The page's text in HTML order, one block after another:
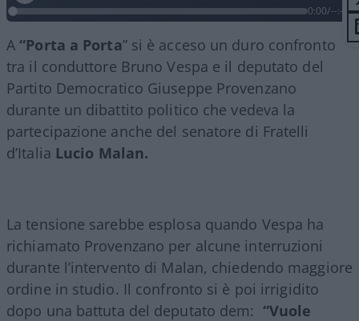
0:00/--:--
A“Porta a Porta” si è acceso un duro confronto
tra il conduttore Bruno Vespa e il deputato del
Partito Democratico Giuseppe Provenzano
durante un dibattito politico che vedeva la
partecipazione anche del senatore di Fratelli
d’Italia Lucio Malan.
La tensione sarebbe esplosa quando Vespa ha
richiamato Provenzano per alcune interruzioni
durante l’intervento di Malan, chiedendo maggiore
ordine in studio. Il confronto si è poi irrigidito
dopo una battuta del deputato dem: “Vuole